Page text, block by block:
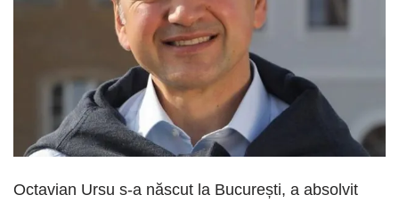
Octavian Ursu s-a născut la București, a absolvit